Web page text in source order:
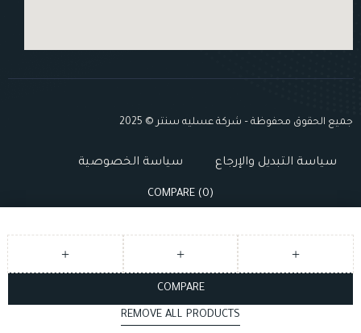
جميع الحقوق محفوظة – شركة عسليه سنتر © 2025
سياسة التبديل والإرجاع سياسة الخصوصية
COMPARE (0)
COMPARE
REMOVE ALL PRODUCTS